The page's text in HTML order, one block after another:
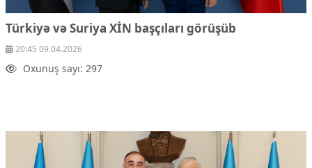
Türkiyə və Suriya XİN başçıları görüşüb
20:45 09.04.2026
Oxunuş sayı: 297